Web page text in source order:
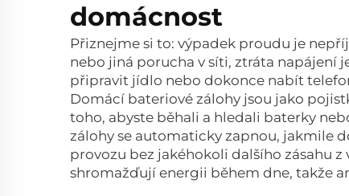
domácnost
Přiznejme si to: výpadek proudu je
nebo jiná porucha v síti, ztráta napájení
připravit jídlo nebo dokonce nabít
Domácí bateriové zálohy jsou jako
toho, abyste běhali a hledali baterky
zálohy se automaticky zapnou, jakmile
provozu bez jakéhokoli dalšího zásahu
shromažďují energii během dne, takže